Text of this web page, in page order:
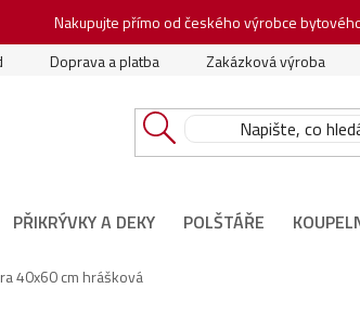
Nakupujte přímo od českého výrobce
Doprava a platba Zakázková výroba
PŘIKRÝVKY A DEKY POLŠTÁŘE
40x60 cm hrášková